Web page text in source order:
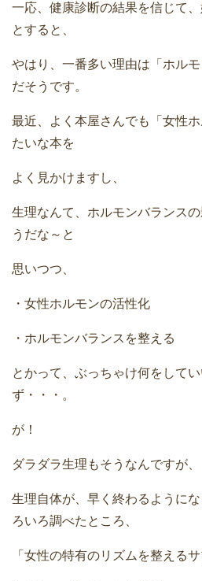
一応、健康診断の結果を信じて
とすると、
やはり、一番多い理由は「ホル
だそうです。
最近、よく本屋さんでも「女性
たいな本を
よく見かけますし、
生理なんて、ホルモンバランス
うだな～と
思いつつ、
・女性ホルモンの活性化
・ホルモンバランスを整える
とかって、ぶっちゃけ何をして
ず・・・。
が！
ダラダラ生理もそうなんですが、
生理自体が、早く終わるように
ろいろ調べたところ、
「女性の特有のリズムを整えるサ